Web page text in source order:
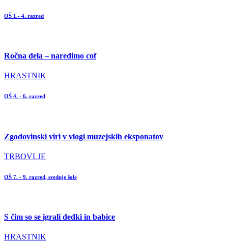
OŠ 1.- 4. razred
Ročna dela – naredimo cof
HRASTNIK
OŠ 4. - 6. razred
Zgodovinski viri v vlogi muzejskih eksponatov
TRBOVLJE
OŠ 7. - 9. razred, srednje šole
S čim so se igrali dedki in babice
HRASTNIK